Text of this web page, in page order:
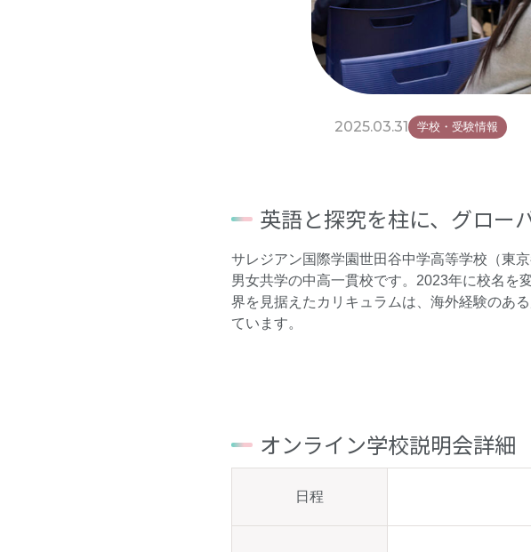
2025.03.31 学校・受験情報
英語と探究を柱に、グロー
サレジアン国際学園世田谷中学高等学校（東
男女共学の中高一貫校です。2023年に校名を
界を見据えたカリキュラムは、海外経験のあ
ています。
オンライン学校説明会詳細
日程